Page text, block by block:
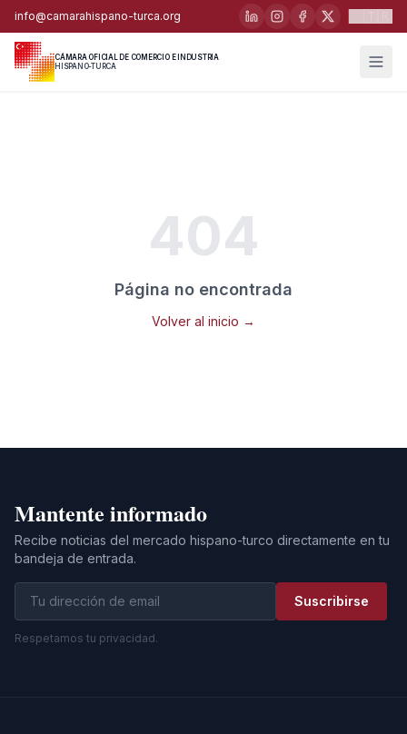
info@camarahispano-turca.org
CÁMARA OFICIAL DE COMERCIO E INDUSTRIA
HISPANO-TURCA
404
Página no encontrada
Volver al inicio →
Mantente informado
Recibe noticias del mercado hispano-turco directamente en tu
bandeja de entrada.
Suscribirse
Respetamos tu privacidad.